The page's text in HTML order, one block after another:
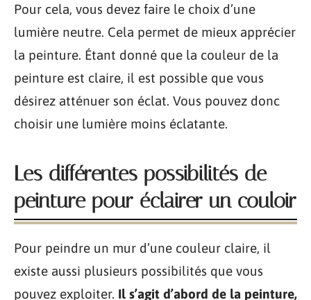
Pour cela, vous devez faire le choix d’une
lumière neutre. Cela permet de mieux apprécier
la peinture. Étant donné que la couleur de la
peinture est claire, il est possible que vous
désirez atténuer son éclat. Vous pouvez donc
choisir une lumière moins éclatante.
Les différentes possibilités de
peinture pour éclairer un couloir
Pour peindre un mur d’une couleur claire, il
existe aussi plusieurs possibilités que vous
pouvez exploiter. Il s’agit d’abord de la peinture,